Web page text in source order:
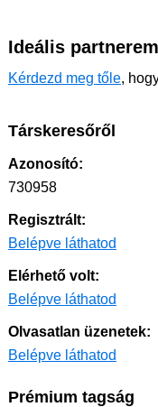
Ideális partnerem
Kérdezd meg tőle,
Társkeresőről
Azonosító:
730958
Regisztrált:
Belépve láthatod
Elérhető volt:
Belépve láthatod
Olvasatlan üzenetek:
Belépve láthatod
Prémium tagság